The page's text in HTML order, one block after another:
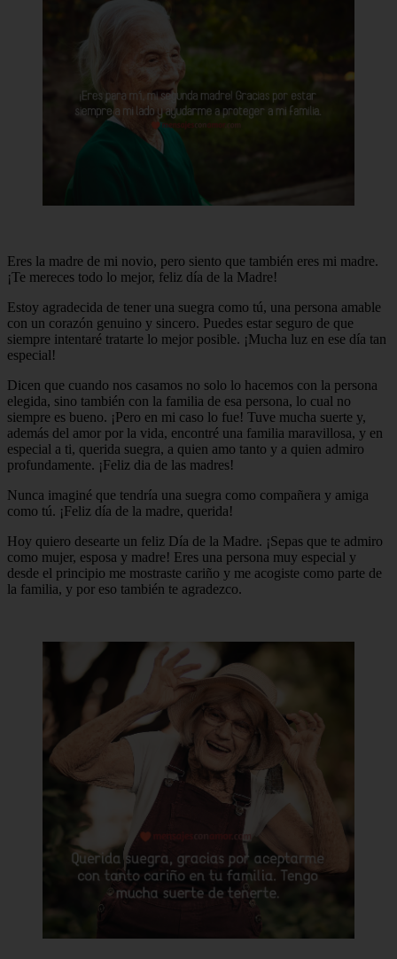
Eres la madre de mi novio, pero siento que también eres mi madre.
¡Te mereces todo lo mejor, feliz día de la Madre!
Estoy agradecida de tener una suegra como tú, una persona amable
con un corazón genuino y sincero. Puedes estar seguro de que
siempre intentaré tratarte lo mejor posible. ¡Mucha luz en ese día tan
especial!
Dicen que cuando nos casamos no solo lo hacemos con la persona
elegida, sino también con la familia de esa persona, lo cual no
siempre es bueno. ¡Pero en mi caso lo fue! Tuve mucha suerte y,
además del amor por la vida, encontré una familia maravillosa, y en
especial a ti, querida suegra, a quien amo tanto y a quien admiro
profundamente. ¡Feliz dia de las madres!
Nunca imaginé que tendría una suegra como compañera y amiga
como tú. ¡Feliz día de la madre, querida!
Hoy quiero desearte un feliz Día de la Madre. ¡Sepas que te admiro
como mujer, esposa y madre! Eres una persona muy especial y
desde el principio me mostraste cariño y me acogiste como parte de
la familia, y por eso también te agradezco.